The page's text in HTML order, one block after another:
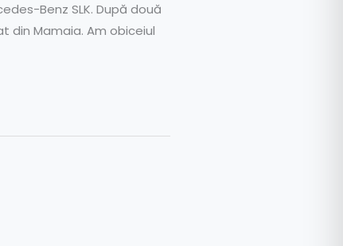
Benz SLK. După două
din Mamaia. Am obiceiul